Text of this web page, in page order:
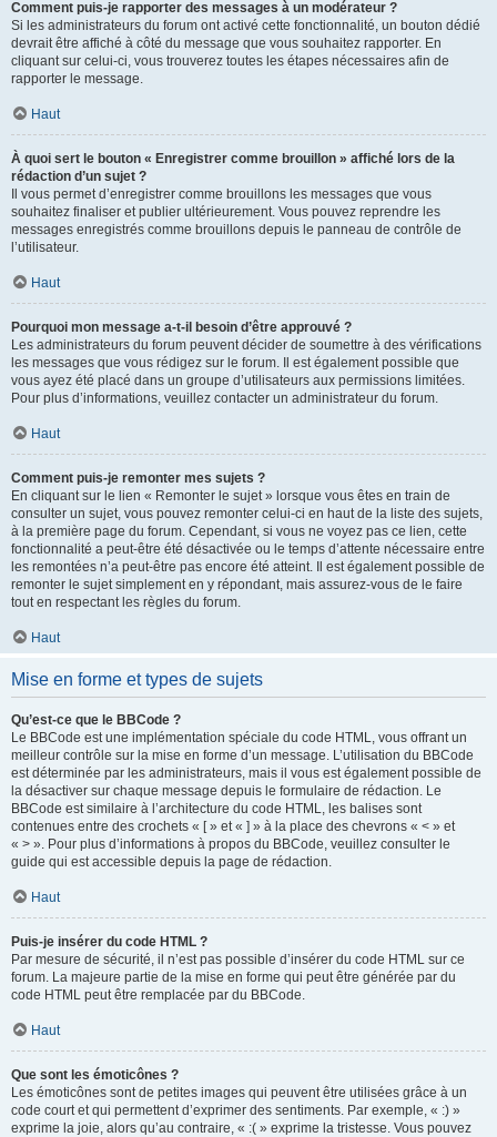
Comment puis-je rapporter des messages à un modérateur ?
Si les administrateurs du forum ont activé cette fonctionnalité, un bouton dédié
devrait être affiché à côté du message que vous souhaitez rapporter. En
cliquant sur celui-ci, vous trouverez toutes les étapes nécessaires afin de
rapporter le message.
Haut
À quoi sert le bouton « Enregistrer comme brouillon » affiché lors de la
rédaction d’un sujet ?
Il vous permet d’enregistrer comme brouillons les messages que vous
souhaitez finaliser et publier ultérieurement. Vous pouvez reprendre les
messages enregistrés comme brouillons depuis le panneau de contrôle de
l’utilisateur.
Haut
Pourquoi mon message a-t-il besoin d’être approuvé ?
Les administrateurs du forum peuvent décider de soumettre à des vérifications
les messages que vous rédigez sur le forum. Il est également possible que
vous ayez été placé dans un groupe d’utilisateurs aux permissions limitées.
Pour plus d’informations, veuillez contacter un administrateur du forum.
Haut
Comment puis-je remonter mes sujets ?
En cliquant sur le lien « Remonter le sujet » lorsque vous êtes en train de
consulter un sujet, vous pouvez remonter celui-ci en haut de la liste des sujets,
à la première page du forum. Cependant, si vous ne voyez pas ce lien, cette
fonctionnalité a peut-être été désactivée ou le temps d’attente nécessaire entre
les remontées n’a peut-être pas encore été atteint. Il est également possible de
remonter le sujet simplement en y répondant, mais assurez-vous de le faire
tout en respectant les règles du forum.
Haut
Mise en forme et types de sujets
Qu’est-ce que le BBCode ?
Le BBCode est une implémentation spéciale du code HTML, vous offrant un
meilleur contrôle sur la mise en forme d’un message. L’utilisation du BBCode
est déterminée par les administrateurs, mais il vous est également possible de
la désactiver sur chaque message depuis le formulaire de rédaction. Le
BBCode est similaire à l’architecture du code HTML, les balises sont
contenues entre des crochets « [ » et « ] » à la place des chevrons « < » et
« > ». Pour plus d’informations à propos du BBCode, veuillez consulter le
guide qui est accessible depuis la page de rédaction.
Haut
Puis-je insérer du code HTML ?
Par mesure de sécurité, il n’est pas possible d’insérer du code HTML sur ce
forum. La majeure partie de la mise en forme qui peut être générée par du
code HTML peut être remplacée par du BBCode.
Haut
Que sont les émoticônes ?
Les émoticônes sont de petites images qui peuvent être utilisées grâce à un
code court et qui permettent d’exprimer des sentiments. Par exemple, « :) »
exprime la joie, alors qu’au contraire, « :( » exprime la tristesse. Vous pouvez